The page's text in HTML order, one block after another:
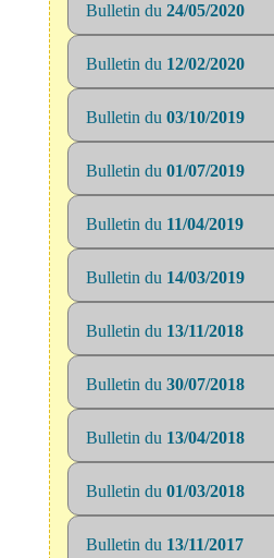
Bulletin du 24/05/2020
Bulletin du 12/02/2020
Bulletin du 03/10/2019
Bulletin du 01/07/2019
Bulletin du 11/04/2019
Bulletin du 14/03/2019
Bulletin du 13/11/2018
Bulletin du 30/07/2018
Bulletin du 13/04/2018
Bulletin du 01/03/2018
Bulletin du 13/11/2017